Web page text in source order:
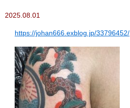
2025.08.01
https://johan666.exblog.jp/33796452/